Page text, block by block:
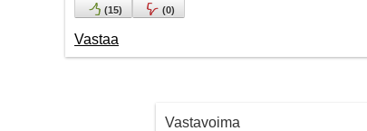
(15) (0)
Vastaa
Vastavoima